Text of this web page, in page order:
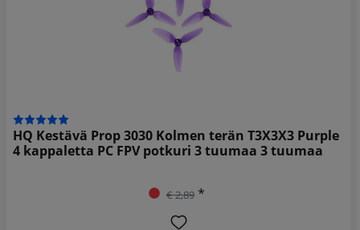
HQ Kestävä Prop 3030 Kolmen terän T3X3X3 Purple
4 kappaletta PC FPV potkuri 3 tuumaa 3 tuumaa
€ 2,89*